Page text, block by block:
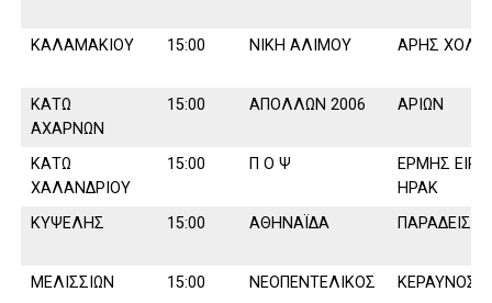
ΚΑΛΑΜΑΚΙΟΥ 15:00 ΝΙΚΗ ΑΛΙΜΟΥ ΑΡΗΣ
ΚΑΤΩ
ΑΧΑΡΝΩΝ
15:00 ΑΠΟΛΛΩΝ 2006 ΑΡΙΩΝ
ΚΑΤΩ
ΧΑΛΑΝ∆ΡΙΟΥ
15:00 Π Ο Ψ
ΕΡΜΗΣ
ΗΡΑΚ
ΚΥΨΕΛΗΣ
15:00 ΑΘΗΝΑΪ∆Α ΠΑΡΑ∆ΕΙΣΟΣ
ΜΕΛΙΣΣΙΩΝ 15:00 ΝΕΟΠΕΝΤΕΛΙΚΟΣ ΚΕΡΑΥΝΟΣ